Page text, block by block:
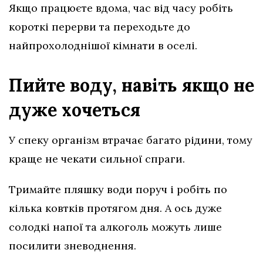
Якщо працюєте вдома, час від часу робіть
короткі перерви та переходьте до
найпрохолоднішої кімнати в оселі.
Пийте воду, навіть якщо не
дуже хочеться
У спеку організм втрачає багато рідини, тому
краще не чекати сильної спраги.
Тримайте пляшку води поруч і робіть по
кілька ковтків протягом дня. А ось дуже
солодкі напої та алкоголь можуть лише
посилити зневоднення.